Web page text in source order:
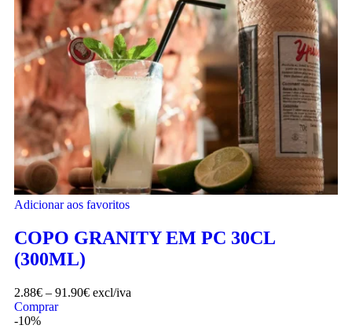
Adicionar aos favoritos
COPO GRANITY EM PC 30CL
(300ML)
2.88€ – 91.90€ excl/iva
Comprar
-10%